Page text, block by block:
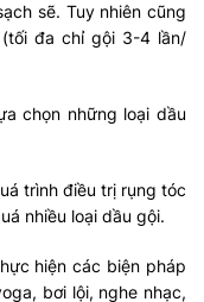
sẽ. Tuy nhiên cũng
đa chỉ gội 3-4 lần/
chọn những loại dầu
trình điều trị rụng tóc
nhiều loại dầu gội.
hiện các biện pháp
bơi lội, nghe nhạc,